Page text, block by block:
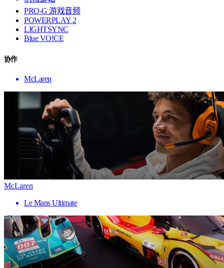
PRO-G 游戏音频
POWERPLAY 2
LIGHTSYNC
Blue VO!CE
协作
McLaren
McLaren
Le Mans Ultimate